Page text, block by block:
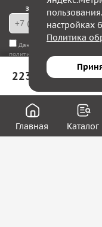
Главная Каталог
223 ₽
Закажите обратный
Даю согласие на
политикой конфиденциальности
настройках
Политика